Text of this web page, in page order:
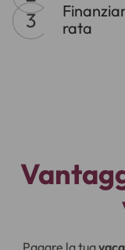
rata
Pagare la tua